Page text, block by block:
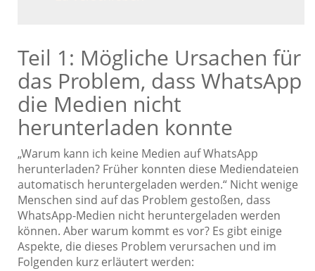
Teil 1: Mögliche Ursachen für
das Problem, dass WhatsApp
die Medien nicht
herunterladen konnte
„Warum kann ich keine Medien auf WhatsApp
herunterladen? Früher konnten diese Mediendateien
automatisch heruntergeladen werden.“ Nicht wenige
Menschen sind auf das Problem gestoßen, dass
WhatsApp-Medien nicht heruntergeladen werden
können. Aber warum kommt es vor? Es gibt einige
Aspekte, die dieses Problem verursachen und im
Folgenden kurz erläutert werden: